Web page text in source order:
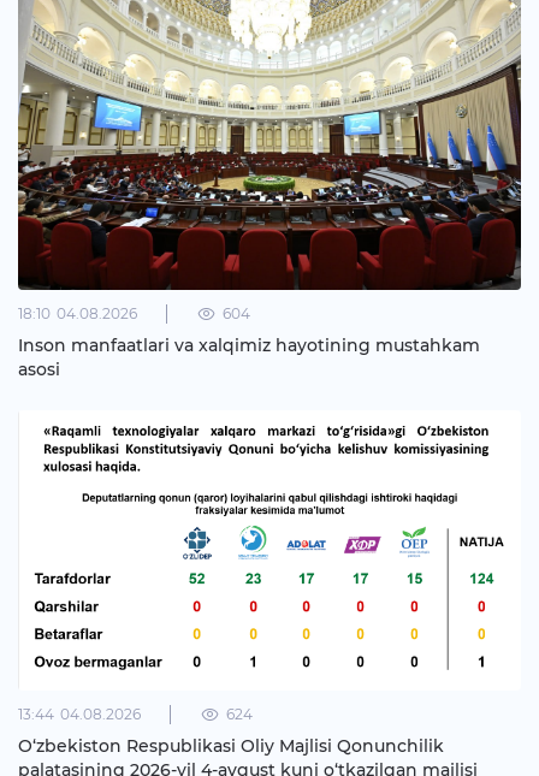
18:10 04.08.2026 604
Inson manfaatlari va xalqimiz hayotining mustahkam
asosi
13:44 04.08.2026 624
O‘zbekiston Respublikasi Oliy Majlisi Qonunchilik
palatasining 2026-yil 4-avgust kuni o‘tkazilgan majlisi